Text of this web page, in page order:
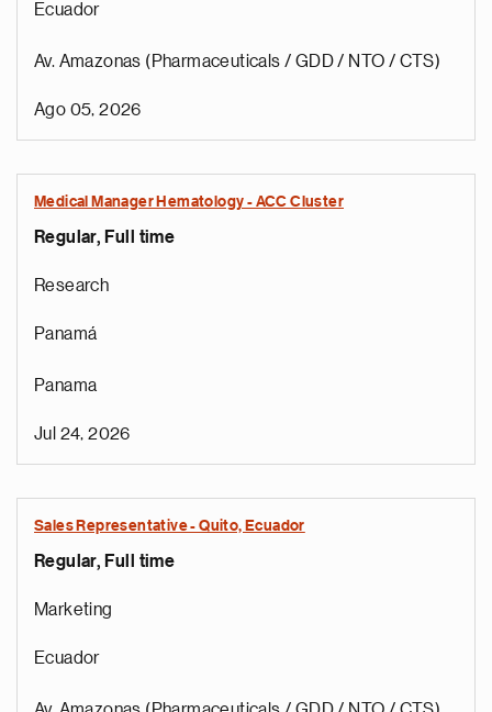
Ecuador
Av. Amazonas (Pharmaceuticals / GDD / NTO / CTS)
Ago 05, 2026
Medical Manager Hematology - ACC Cluster
Regular, Full time
Research
Panamá
Panama
Jul 24, 2026
Sales Representative - Quito, Ecuador
Regular, Full time
Marketing
Ecuador